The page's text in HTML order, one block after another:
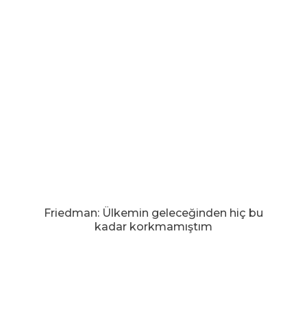
Friedman: Ülkemin geleceğinden hiç bu
kadar korkmamıştım